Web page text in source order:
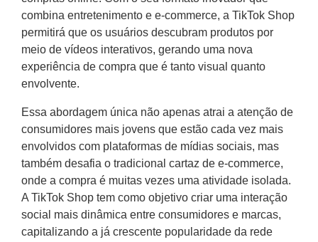
combina entretenimento e e-commerce, a TikTok Shop
permitirá que os usuários descubram produtos por
meio de vídeos interativos, gerando uma nova
experiência de compra que é tanto visual quanto
envolvente.
Essa abordagem única não apenas atrai a atenção de
consumidores mais jovens que estão cada vez mais
envolvidos com plataformas de mídias sociais, mas
também desafia o tradicional cartaz de e-commerce,
onde a compra é muitas vezes uma atividade isolada.
A TikTok Shop tem como objetivo criar uma interação
social mais dinâmica entre consumidores e marcas,
capitalizando a já crescente popularidade da rede